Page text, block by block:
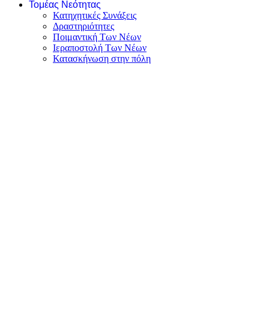
Τομέας Νεότητας
Κατηχητικές Συνάξεις
Δραστηριότητες
Ποιμαντική Των Νέων
Ιεραποστολή Των Νέων
Κατασκήνωση στην πόλη